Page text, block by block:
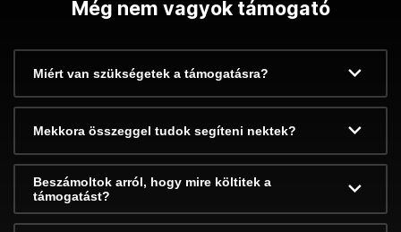
Még nem vagyok támogató
Miért van szükségetek a támogatásra?
Mekkora összeggel tudok segíteni nektek?
Beszámoltok arról, hogy mire költitek a
támogatást?